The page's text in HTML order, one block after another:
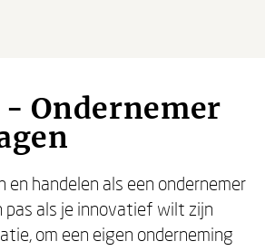
Ondernemer
en handelen als een ondernemer
pas als je innovatief wilt zijn
om een eigen onderneming